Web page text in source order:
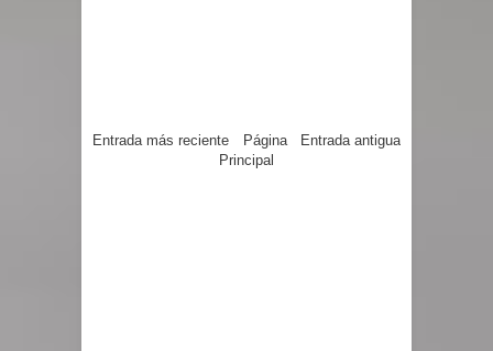
Entrada más reciente Entrada antigua
Página
Principal